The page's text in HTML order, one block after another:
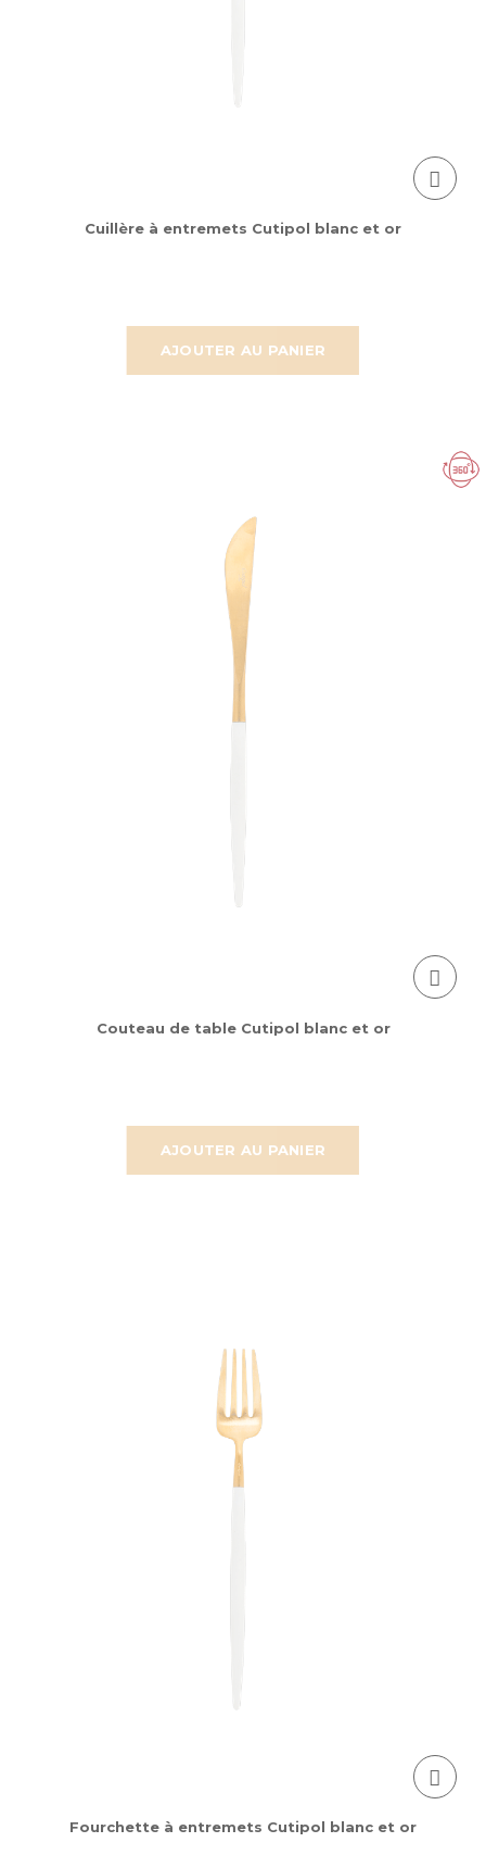
AJOUTER AU PANIER
Cuillère à entremets Cutipol blanc et or
AJOUTER AU PANIER
Couteau de table Cutipol blanc et or
Fourchette à entremets Cutipol blanc et or